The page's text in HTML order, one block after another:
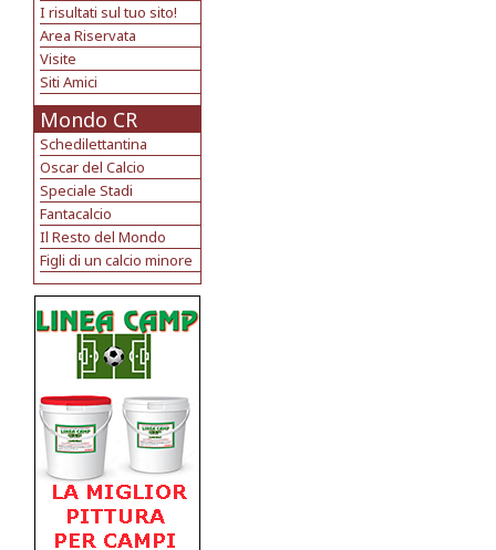
I risultati sul tuo sito!
Area Riservata
Visite
Siti Amici
Mondo CR
Schedilettantina
Oscar del Calcio
Speciale Stadi
Fantacalcio
Il Resto del Mondo
Figli di un calcio minore